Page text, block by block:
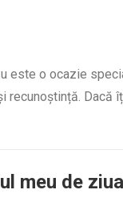
este o ocazie
recunoștință. Dacă
meu de